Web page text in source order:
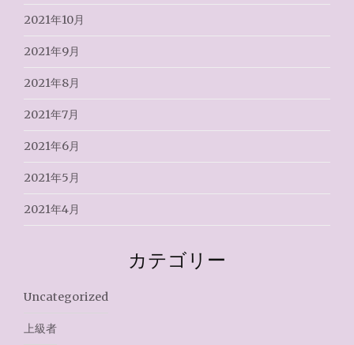
2021年10月
2021年9月
2021年8月
2021年7月
2021年6月
2021年5月
2021年4月
カテゴリー
Uncategorized
上級者